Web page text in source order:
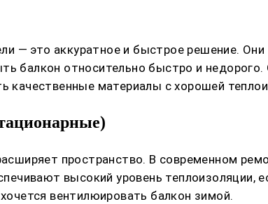
— это аккуратное и быстрое решение.
балкон относительно быстро и
материалы с хорошей
пространство. В современном
высокий уровень теплоизоляции,
вентилюировать балкон зимой.